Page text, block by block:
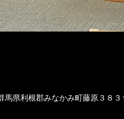
県利根郡みなかみ町藤原３８３